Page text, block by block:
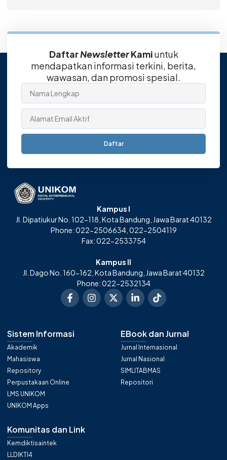
DaftarNewsletterKamiuntuk
mendapatkan informasi terkini, berita,
wawasan, dan promosi spesial.
Daftar
Kampus I
Jl. Dipatiukur No. 102-118, Kota Bandung, Jawa Barat 40132
Phone: 022-2506634, 022-2504119
Fax: 022-2533754
Kampus II
Jl. Dago No. 160-162, Kota Bandung, Jawa Barat 40132
Phone: 022-2532134
Sistem Informasi
Akademik
Mahasiswa
Repository
Perpustakaan Online
LMS UNIKOM
UNIKOM Apps
EBook dan Jurnal
Jurnal Internasional
Jurnal Nasional
SIMLITABMAS
Repositori
Komunitas dan Link
Kemdiktisaintek
LLDIKTI4